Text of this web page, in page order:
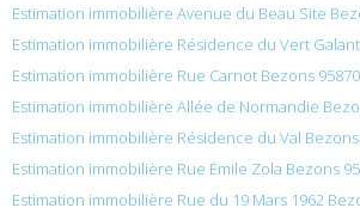
Estimation immobilière Avenue du Beau Site
Estimation immobilière Résidence du Vert
Estimation immobilière Rue Carnot Bezons 95870
Estimation immobilière Allée de Normandie
Estimation immobilière Résidence du Val
Estimation immobilière Rue Émile Zola Bezons
Estimation immobilière Rue du 19 Mars 1962